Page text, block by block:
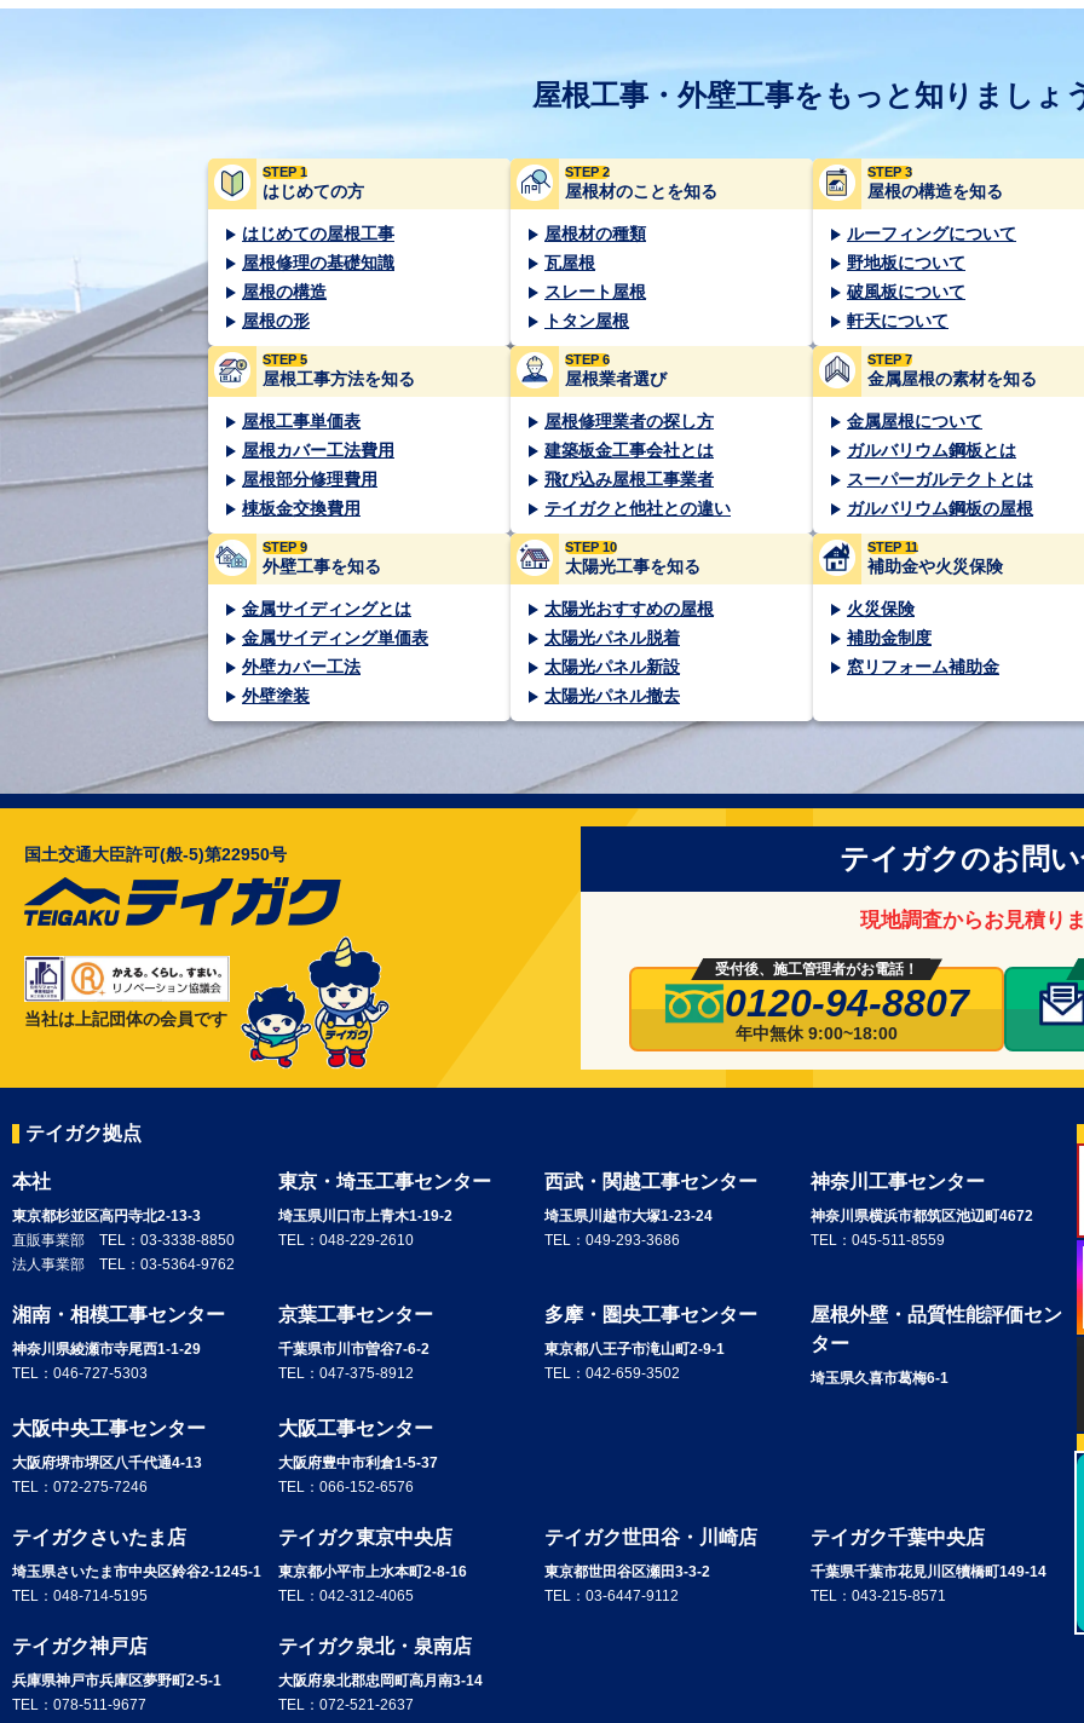
屋根工事・外壁工事をもっと知りましょ
STEP 1
はじめての方
はじめての屋根工事
屋根修理の基礎知識
屋根の構造
屋根の形
STEP 2
屋根材のことを知る
屋根材の種類
瓦屋根
スレート屋根
トタン屋根
STEP 3
屋根の構造を知る
ルーフィングについて
野地板について
破風板について
軒天について
STEP 5
屋根工事方法を知る
屋根工事単価表
屋根カバー工法費用
屋根部分修理費用
棟板金交換費用
STEP 6
屋根業者選び
屋根修理業者の探し方
建築板金工事会社とは
飛び込み屋根工事業者
テイガクと他社との違い
STEP 7
金属屋根の素材を知る
金属屋根について
ガルバリウム鋼板とは
スーパーガルテクトとは
ガルバリウム鋼板の屋根
STEP 9
外壁工事を知る
金属サイディングとは
金属サイディング単価表
外壁カバー工法
外壁塗装
STEP 10
太陽光工事を知る
太陽光おすすめの屋根
太陽光パネル脱着
太陽光パネル新設
太陽光パネル撤去
STEP 11
補助金や火災保険
火災保険
補助金制度
窓リフォーム補助金
国土交通大臣許可(般-5)第22950号
当社は上記団体の会員です
テイガクのお問
現地調査からお見積り
受付後、施工管理者がお電話！
0120-94-8807
年中無休 9:00~18:00
テイガク拠点
本社
東京都杉並区高円寺北2-13-3
直販事業部 TEL： 03-3338-8850
法人事業部 TEL： 03-5364-9762
東京・埼玉工事センター
埼玉県川口市上青木1-19-2
TEL： 048-229-2610
西武・関越工事センター
埼玉県川越市大塚1-23-24
TEL： 049-293-3686
神奈川工事センター
神奈川県横浜市都筑区池辺町4672
TEL： 045-511-8559
湘南・相模工事センター
神奈川県綾瀬市寺尾西1-1-29
TEL： 046-727-5303
京葉工事センター
千葉県市川市曽谷7-6-2
TEL： 047-375-8912
多摩・圏央工事センター
東京都八王子市滝山町2-9-1
TEL： 042-659-3502
屋根外壁・品質性能評価セン
ター
埼玉県久喜市葛梅6-1
大阪中央工事センター
大阪府堺市堺区八千代通4-13
TEL： 072-275-7246
大阪工事センター
大阪府豊中市利倉1-5-37
TEL： 066-152-6576
テイガクさいたま店
埼玉県さいたま市中央区鈴谷2-1245-1
TEL： 048-714-5195
テイガク東京中央店
東京都小平市上水本町2-8-16
TEL： 042-312-4065
テイガク世田谷・川崎店
東京都世田谷区瀬田3-3-2
TEL： 03-6447-9112
テイガク千葉中央店
千葉県千葉市花見川区犢橋町149-14
TEL： 043-215-8571
テイガク神戸店
兵庫県神戸市兵庫区夢野町2-5-1
TEL： 078-511-9677
テイガク泉北・泉南店
大阪府泉北郡忠岡町高月南3-14
TEL： 072-521-2637